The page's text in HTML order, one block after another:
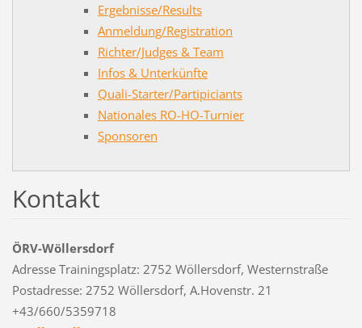
Ergebnisse/Results
Anmeldung/Registration
Richter/Judges & Team
Infos & Unterkünfte
Quali-Starter/Partipiciants
Nationales RO-HO-Turnier
Sponsoren
Kontakt
ÖRV-Wöllersdorf
Adresse Trainingsplatz: 2752 Wöllersdorf, Westernstraße
Postadresse: 2752 Wöllersdorf, A.Hovenstr. 21
+43/660/5359718